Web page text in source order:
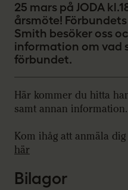
25 mars på JODA
årsmöte!
Smith besöker oss
information om vad
förbundet.
Här kommer du hitta
samt annan information.
Kom ihåg att anmäla
här
Bilagor